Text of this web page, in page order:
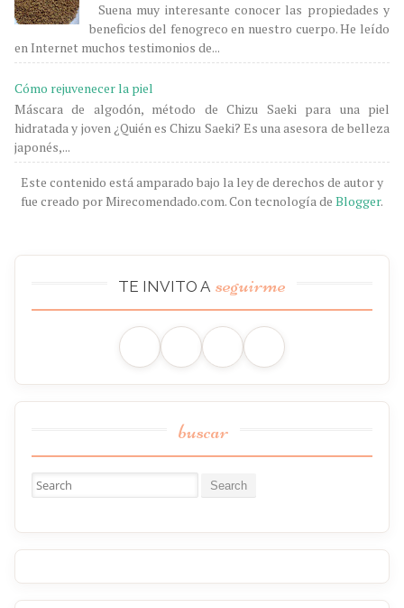
Suena muy interesante conocer las propiedades y
beneficios del fenogreco en nuestro cuerpo. He leído
en Internet muchos testimonios de...
Cómo rejuvenecer la piel
Máscara de algodón, método de Chizu Saeki para una piel
hidratada y joven ¿Quién es Chizu Saeki? Es una asesora de belleza
japonés,...
Este contenido está amparado bajo la ley de derechos de autor y
fue creado por Mirecomendado.com. Con tecnología de Blogger.
TE INVITO A seguirme
buscar
Buscar: